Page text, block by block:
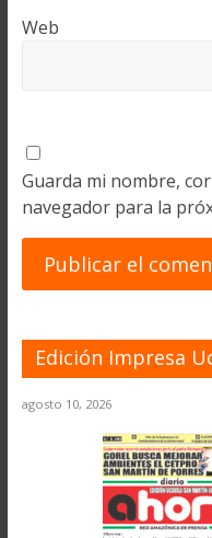
Web
Guarda mi nombre,
navegador para la
Edición Impresa
agosto 10, 2026